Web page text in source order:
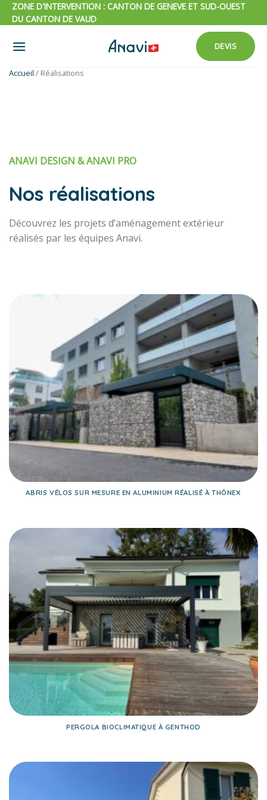
Passer
au
ZONE D'INTERVENTION : CANTON DE GENEVE ET SUD-OUEST
DU CANTON DE VAUD
DEVIS
Accueil / Réalisations
ANAVI DESIGN & ANAVI PRO
Nos réalisations
Découvrez les projets d’aménagement extérieur
réalisés par les équipes Anavi.
ABRIS VÉLOS SUR MESURE EN ALUMINIUM RÉALISÉ À THÔNEX
PERGOLA BIOCLIMATIQUE À GENTHOD